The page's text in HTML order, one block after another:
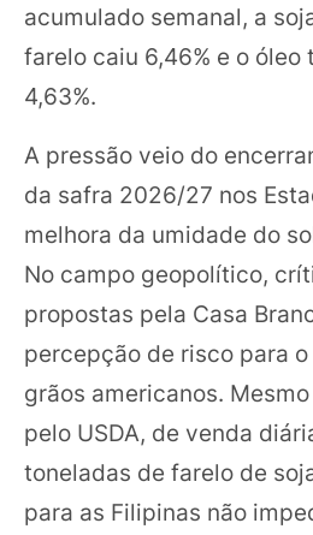
acumulado semanal, a
farelo caiu 6,46% e o óleo
4,63%.
A pressão veio do
da safra 2026/27 nos
melhora da umidade do
No campo geopolítico,
propostas pela Casa
percepção de risco para
grãos americanos.
pelo USDA, de venda
toneladas de farelo de
para as Filipinas não